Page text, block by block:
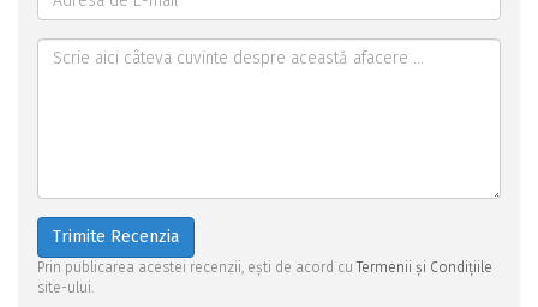
Trimite Recenzia
Prin publicarea acestei recenzii, ești de acord cuTermenii și Condițiile
site-ului.